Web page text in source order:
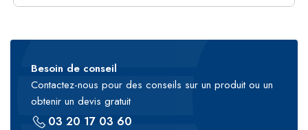
Besoin de conseil
Contactez-nous pour des conseils sur un produit ou un
obtenir un devis gratuit
03 20 17 03 60